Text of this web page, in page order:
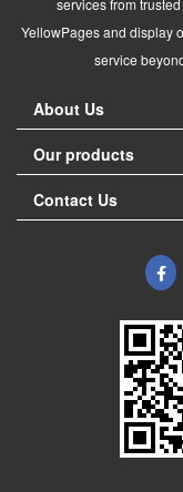
YellowPages and display
service
About Us
Our products
Contact Us